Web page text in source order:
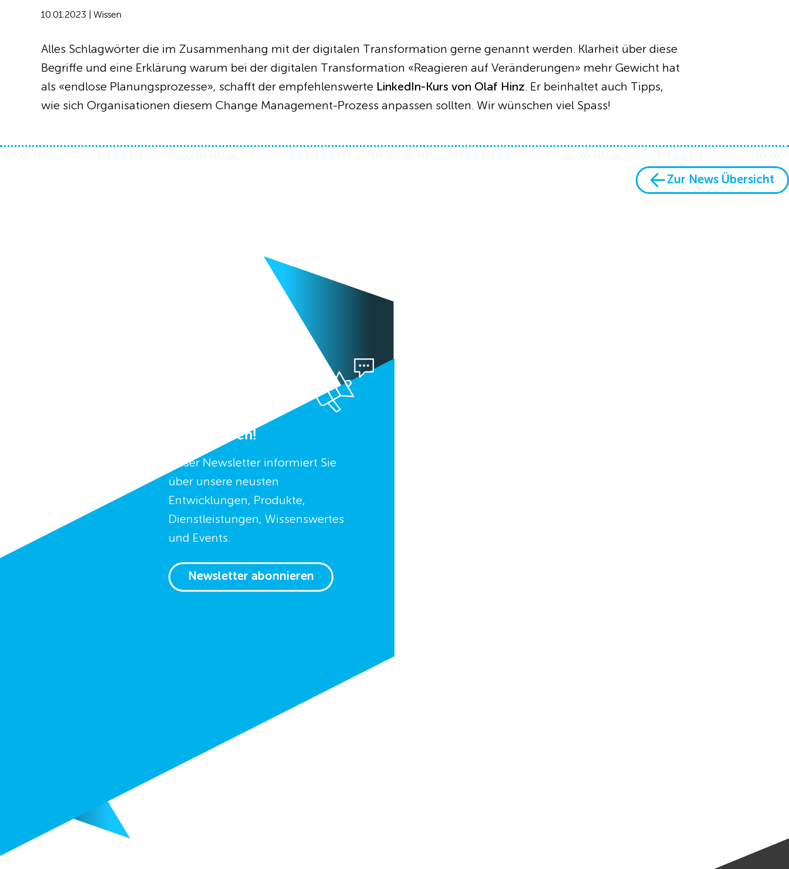
10.01.2023 | Wissen
Alles Schlagwörter die im Zusammenhang mit der digitalen Transformation gerne genannt werden. Klarheit über diese
Begriffe und eine Erklärung warum bei der digitalen Transformation «Reagieren auf Veränderungen» mehr Gewicht hat
als «endlose Planungsprozesse», schafft der empfehlenswerte LinkedIn-Kurs von Olaf Hinz. Er beinhaltet auch Tipps,
wie sich Organisationen diesem Change Management-Prozess anpassen sollten. Wir wünschen viel Spass!
Zur News Übersicht
Dran bleiben!
Unser Newsletter informiert Sie
über unsere neusten
Entwicklungen, Produkte,
Dienstleistungen, Wissenswertes
und Events.
Newsletter abonnieren